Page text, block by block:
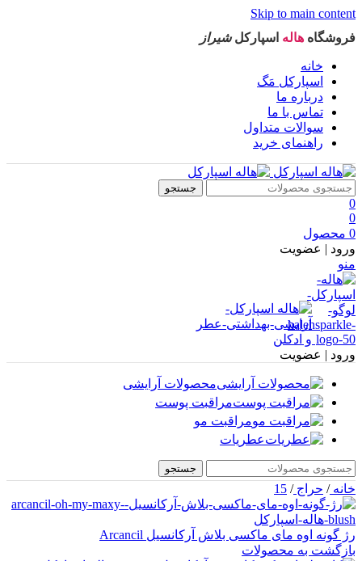
Skip to main content
فروشگاه هاله اسپارکلشیراز
خانه
اسپارکل مَگ
درباره ما
تماس با ما
سوالات متداول
راهنمای خرید
جستجو
0
0
0 محصول
ورود | عضویت
منو
ورود | عضویت
محصولات آرایشی
مراقبت پوست
مراقبت مو
عطریات
جستجو
خانه/ حراج/
15
رژ گونه اوه مای ماکسی بلاش آرکانسیل Arcancil
بازگشت به محصولات